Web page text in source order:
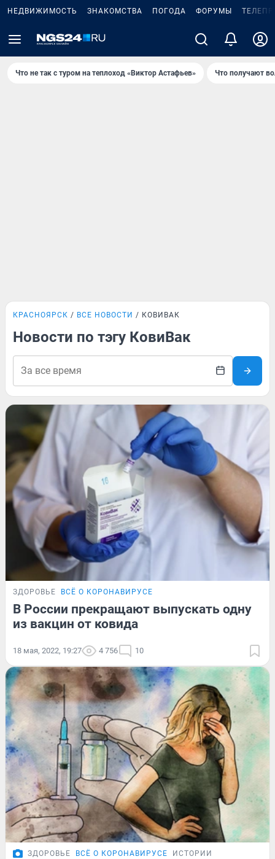
НЕДВИЖИМОСТЬ ЗНАКОМСТВА ПОГОДА ФОРУМЫ
Что не так с туром на теплоход «Виктор Астафьев» Что получают
КРАСНОЯРСК ВСЕ НОВОСТИ КОВИВАК
Новости по тэгу КовиВак
ЗДОРОВЬЕ ВСЁ О КОРОНАВИРУСЕ
В России прекращают выпускать одну
из вакцин от ковида
18 мая, 2022, 19:27 4 756 10
ЗДОРОВЬЕ ВСЁ О КОРОНАВИРУСЕ ИСТОРИИ